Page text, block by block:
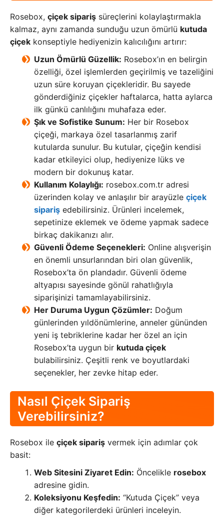
Rosebox, çiçek sipariş süreçlerini kolaylaştırmakla
kalmaz, aynı zamanda sunduğu uzun ömürlü kutuda
çiçek konseptiyle hediyenizin kalıcılığını artırır:
Uzun Ömürlü Güzellik: Rosebox’ın en belirgin
özelliği, özel işlemlerden geçirilmiş ve tazeliğini
uzun süre koruyan çiçekleridir. Bu sayede
gönderdiğiniz çiçekler haftalarca, hatta aylarca
ilk günkü canlılığını muhafaza eder.
Şık ve Sofistike Sunum: Her bir Rosebox
çiçeği, markaya özel tasarlanmış zarif
kutularda sunulur. Bu kutular, çiçeğin kendisi
kadar etkileyici olup, hediyenize lüks ve
modern bir dokunuş katar.
Kullanım Kolaylığı: rosebox.com.tr adresi
üzerinden kolay ve anlaşılır bir arayüzle çiçek
sipariş edebilirsiniz. Ürünleri incelemek,
sepetinize eklemek ve ödeme yapmak sadece
birkaç dakikanızı alır.
Güvenli Ödeme Seçenekleri: Online alışverişin
en önemli unsurlarından biri olan güvenlik,
Rosebox’ta ön plandadır. Güvenli ödeme
altyapısı sayesinde gönül rahatlığıyla
siparişinizi tamamlayabilirsiniz.
Her Duruma Uygun Çözümler: Doğum
günlerinden yıldönümlerine, anneler gününden
yeni iş tebriklerine kadar her özel an için
Rosebox’ta uygun bir kutuda çiçek
bulabilirsiniz. Çeşitli renk ve boyutlardaki
seçenekler, her zevke hitap eder.
Nasıl Çiçek Sipariş
Verebilirsiniz?
Rosebox ile çiçek sipariş vermek için adımlar çok
basit:
Web Sitesini Ziyaret Edin: Öncelikle rosebox
adresine gidin.
Koleksiyonu Keşfedin: “Kutuda Çiçek” veya
diğer kategorilerdeki ürünleri inceleyin.